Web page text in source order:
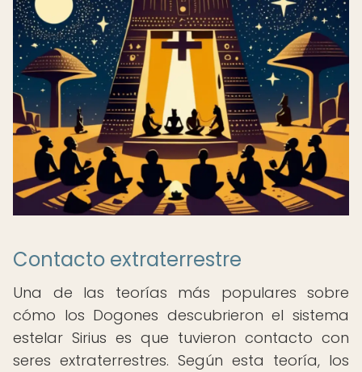
Contacto extraterrestre
Una de las teorías más populares sobre
cómo los Dogones descubrieron el sistema
estelar Sirius es que tuvieron contacto con
seres extraterrestres. Según esta teoría, los